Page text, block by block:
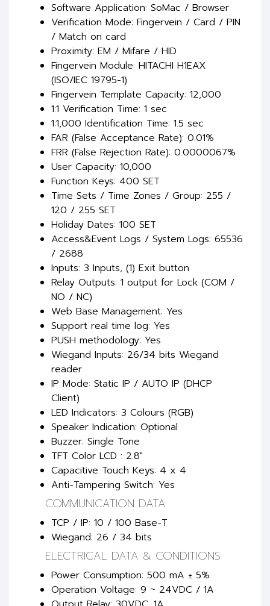
Software Application: SoMac / Browser
Verification Mode: Fingervein / Card / PIN
/ Match on card
Proximity: EM / Mifare / HID
Fingervein Module: HITACHI H1EAX
(ISO/IEC 19795-1)
Fingervein Template Capacity: 12,000
1:1 Verification Time: 1 sec
1:1,000 Identification Time: 1.5 sec
FAR (False Acceptance Rate): 0.01%
FRR (False Rejection Rate): 0.0000067%
User Capacity: 10,000
Function Keys: 400 SET
Time Sets / Time Zones / Group: 255 /
120 / 255 SET
Holiday Dates: 100 SET
Access&Event Logs / System Logs: 65536
/ 2688
Inputs: 3 Inputs, (1) Exit button
Relay Outputs: 1 output for Lock (COM /
NO / NC)
Web Base Management: Yes
Support real time log: Yes
PUSH methodology: Yes
Wiegand Inputs: 26/34 bits Wiegand
reader
IP Mode: Static IP / AUTO IP (DHCP
Client)
LED Indicators: 3 Colours (RGB)
Speaker Indication: Optional
Buzzer: Single Tone
TFT Color LCD : 2.8"
Capacitive Touch Keys: 4 x 4
Anti-Tampering Switch: Yes
COMMUNICATION DATA
TCP / IP: 10 / 100 Base-T
Wiegand: 26 / 34 bits
ELECTRICAL DATA & CONDITIONS
Power Consumption: 500 mA ± 5%
Operation Voltage: 9 ~ 24VDC / 1A